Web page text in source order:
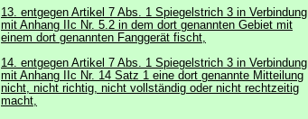
13. entgegen Artikel 7 Abs. 1 Spiegelstrich 3 in Verbindung
mit Anhang IIc Nr. 5.2 in dem dort genannten Gebiet mit
einem dort genannten Fanggerät fischt,
14. entgegen Artikel 7 Abs. 1 Spiegelstrich 3 in Verbindung
mit Anhang IIc Nr. 14 Satz 1 eine dort genannte Mitteilung
nicht, nicht richtig, nicht vollständig oder nicht rechtzeitig
macht,